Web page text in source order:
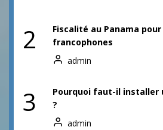
2
Fiscalité au Panama
francophones
admin
3
Pourquoi faut-il installer
?
admin